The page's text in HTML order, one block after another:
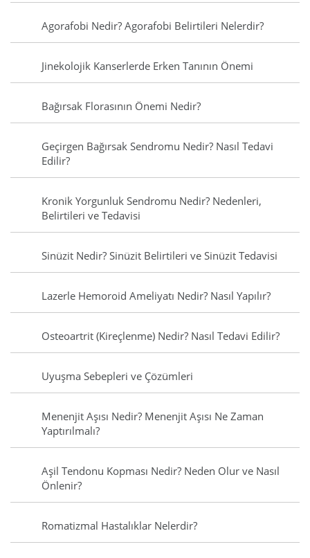
Agorafobi Nedir? Agorafobi Belirtileri Nelerdir?
Jinekolojik Kanserlerde Erken Tanının Önemi
Bağırsak Florasının Önemi Nedir?
Geçirgen Bağırsak Sendromu Nedir? Nasıl Tedavi
Edilir?
Kronik Yorgunluk Sendromu Nedir? Nedenleri,
Belirtileri ve Tedavisi
Sinüzit Nedir? Sinüzit Belirtileri ve Sinüzit Tedavisi
Lazerle Hemoroid Ameliyatı Nedir? Nasıl Yapılır?
Osteoartrit (Kireçlenme) Nedir? Nasıl Tedavi Edilir?
Uyuşma Sebepleri ve Çözümleri
Menenjit Aşısı Nedir? Menenjit Aşısı Ne Zaman
Yaptırılmalı?
Aşil Tendonu Kopması Nedir? Neden Olur ve Nasıl
Önlenir?
Romatizmal Hastalıklar Nelerdir?